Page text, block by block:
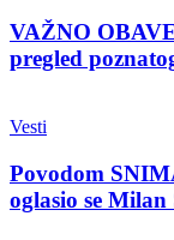
VAŽNO
pregled
Vesti
Povodom
oglasio se